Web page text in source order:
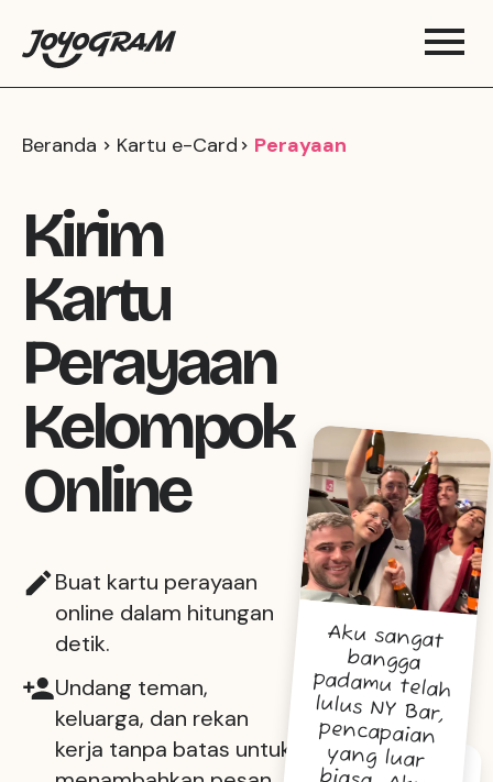
Beranda Kartu e-Card Perayaan
Kirim
Kartu
Perayaan
Kelompok
Online
Buat kartu perayaan
online dalam hitungan
detik.
Undang teman,
keluarga, dan rekan
kerja tanpa batas untuk
Aku sangat
bangga
padamu telah
lulus NY Bar,
pencapaian
yang luar
biasa. Aku
tak sabar
merayakanmu
pada hari